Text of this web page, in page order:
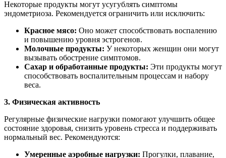
Некоторые продукты могут усугублять симптомы
эндометриоза. Рекомендуется ограничить или исключить:
Красное мясо: Оно может способствовать воспалению
и повышению уровня эстрогенов.
Молочные продукты: У некоторых женщин они могут
вызывать обострение симптомов.
Сахар и обработанные продукты: Эти продукты могут
способствовать воспалительным процессам и набору
веса.
3. Физическая активность
Регулярные физические нагрузки помогают улучшить общее
состояние здоровья, снизить уровень стресса и поддерживать
нормальный вес. Рекомендуются:
Умеренные аэробные нагрузки: Прогулки, плавание,